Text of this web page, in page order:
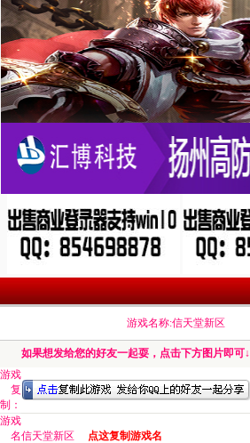
游戏名称:信天堂新区
如果想发给您的好友一起耍，点击下方图片即可↓
游戏
复
制：
游戏
名信天堂新区 点这复制游戏名